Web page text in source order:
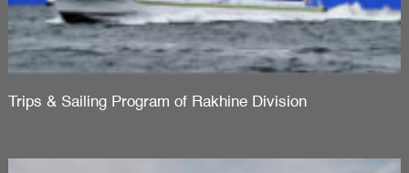
Trips & Sailing Program of Rakhine Division